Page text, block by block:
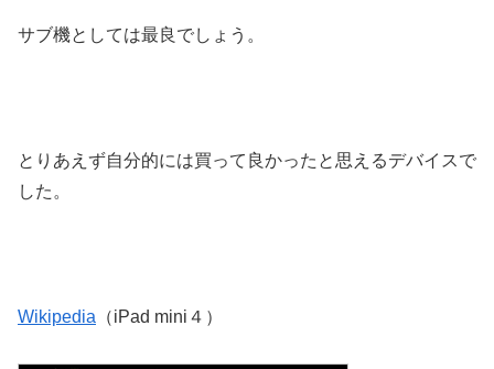
サブ機としては最良でしょう。
とりあえず自分的には買って良かったと思えるデバイスで
した。
Wikipedia （iPad mini４）